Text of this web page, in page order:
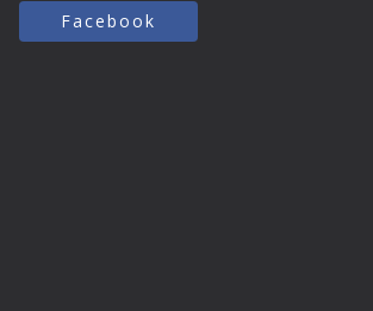
Facebook